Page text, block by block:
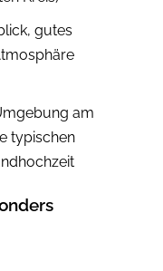
gutes
am
typischen